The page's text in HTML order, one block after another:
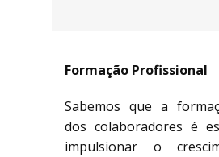
Formação Profissional
Sabemos que a
dos colaboradores é
impulsionar o